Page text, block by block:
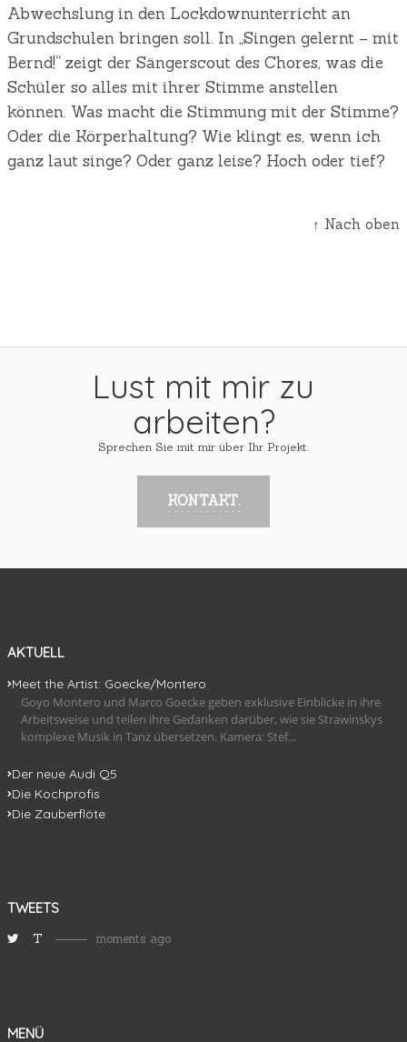
Abwechslung in den Lockdownunterricht an
Grundschulen bringen soll. In „Singen gelernt – mit
Bernd!“ zeigt der Sängerscout des Chores, was die
Schüler so alles mit ihrer Stimme anstellen
können. Was macht die Stimmung mit der Stimme?
Oder die Körperhaltung? Wie klingt es, wenn ich
ganz laut singe? Oder ganz leise? Hoch oder tief?
↑ Nach oben
Lust mit mir zu
arbeiten?
Sprechen Sie mit mir über Ihr Projekt.
KONTAKT.
AKTUELL
Meet the Artist: Goecke/Montero
Goyo Montero und Marco Goecke geben exklusive Einblicke in ihre
Arbeitsweise und teilen ihre Gedanken darüber, wie sie Strawinskys
komplexe Musik in Tanz übersetzen. Kamera: Stef...
Der neue Audi Q5
Die Kochprofis
Die Zauberflöte
TWEETS
T moments ago
MENÜ